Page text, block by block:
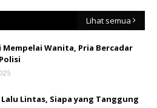
Lihat semua
Mempelai Wanita, Pria Bercadar
Lalu Lintas, Siapa yang Tanggung